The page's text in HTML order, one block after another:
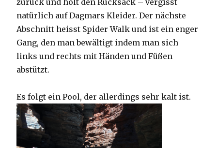
zurück und holt den Rucksack – vergisst
natürlich auf Dagmars Kleider. Der nächste
Abschnitt heisst Spider Walk und ist ein enger
Gang, den man bewältigt indem man sich
links und rechts mit Händen und Füßen
abstützt.
Es folgt ein Pool, der allerdings sehr kalt ist.